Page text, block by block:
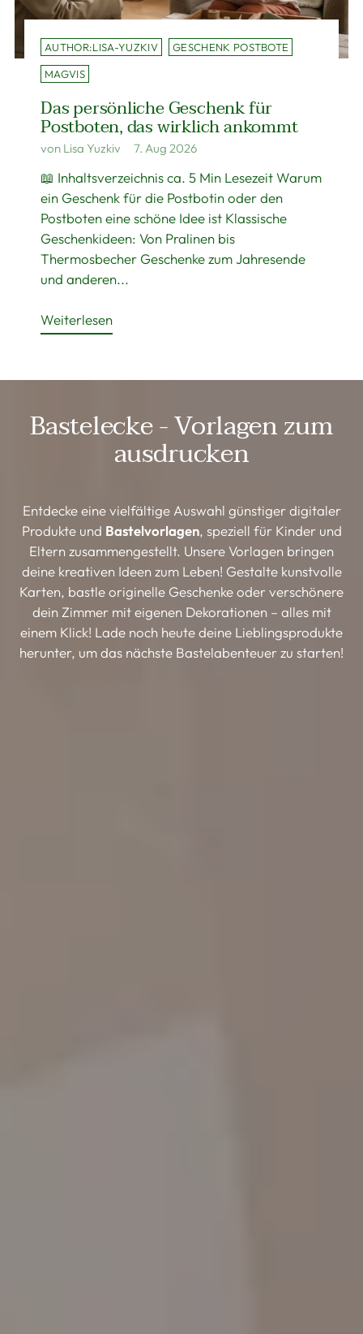
AUTHOR:LISA-YUZKIV GESCHENK POSTBOTE
MAGVIS
Das persönliche Geschenk für
Postboten, das wirklich ankommt
von Lisa Yuzkiv 7. Aug 2026
📖 Inhaltsverzeichnis ca. 5 Min Lesezeit Warum
ein Geschenk für die Postbotin oder den
Postboten eine schöne Idee ist Klassische
Geschenkideen: Von Pralinen bis
Thermosbecher Geschenke zum Jahresende
und anderen...
Weiterlesen
Bastelecke - Vorlagen zum
ausdrucken
Entdecke eine vielfältige Auswahl günstiger digitaler
Produkte und Bastelvorlagen, speziell für Kinder und
Eltern zusammengestellt. Unsere Vorlagen bringen
deine kreativen Ideen zum Leben! Gestalte kunstvolle
Karten, bastle originelle Geschenke oder verschönere
dein Zimmer mit eigenen Dekorationen – alles mit
einem Klick! Lade noch heute deine Lieblingsprodukte
herunter, um das nächste Bastelabenteuer zu starten!